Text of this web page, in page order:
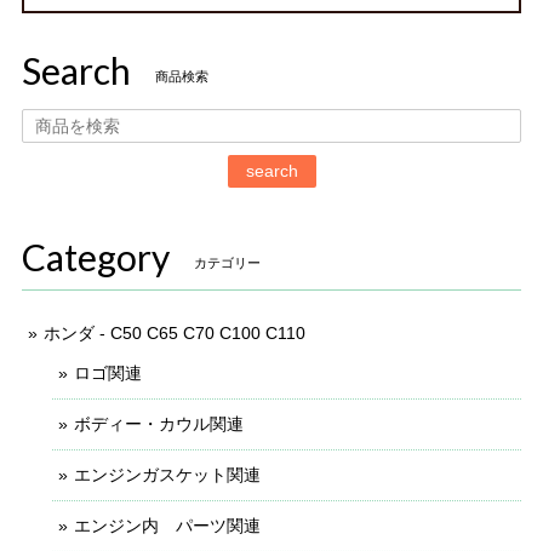
Search 商品検索
search
Category カテゴリー
ホンダ - C50 C65 C70 C100 C110
ロゴ関連
ボディー・カウル関連
エンジンガスケット関連
エンジン内 パーツ関連